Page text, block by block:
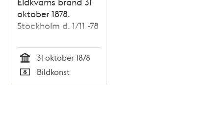
oktober 1878.
Stockholm d. 1/11 -78
Tid
31 oktober 1878
Typ
Bildkonst